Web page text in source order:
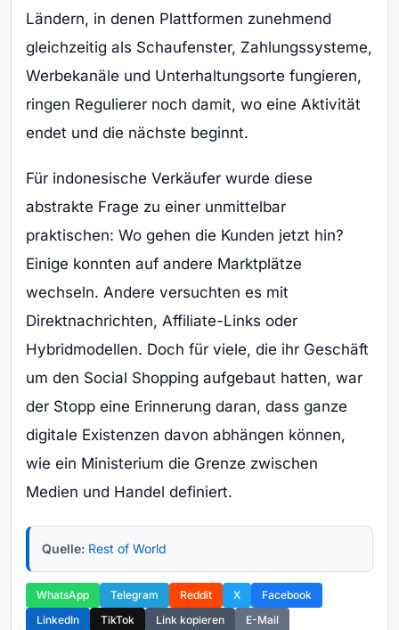
Ländern, in denen Plattformen zunehmend
gleichzeitig als Schaufenster, Zahlungssysteme,
Werbekanäle und Unterhaltungsorte fungieren,
ringen Regulierer noch damit, wo eine Aktivität
endet und die nächste beginnt.
Für indonesische Verkäufer wurde diese
abstrakte Frage zu einer unmittelbar
praktischen: Wo gehen die Kunden jetzt hin?
Einige konnten auf andere Marktplätze
wechseln. Andere versuchten es mit
Direktnachrichten, Affiliate-Links oder
Hybridmodellen. Doch für viele, die ihr Geschäft
um den Social Shopping aufgebaut hatten, war
der Stopp eine Erinnerung daran, dass ganze
digitale Existenzen davon abhängen können,
wie ein Ministerium die Grenze zwischen
Medien und Handel definiert.
Quelle: Rest of World
WhatsApp Telegram Reddit X
Facebook
LinkedIn
TikTok Link kopieren E-Mail